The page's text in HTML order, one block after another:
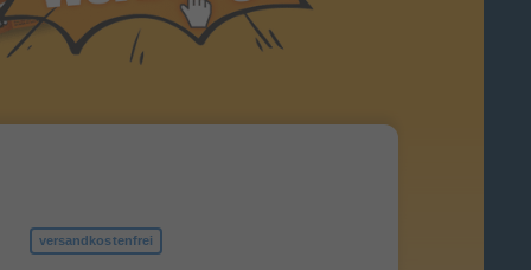
versandkostenfrei